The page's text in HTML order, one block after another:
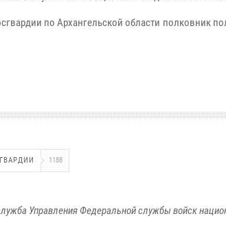
по Архангельской области полковник
1188
Управления Федеральной службы войск